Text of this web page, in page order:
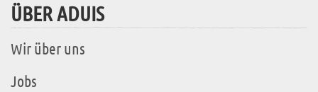
ÜBER ADUIS
Wir über uns
Jobs